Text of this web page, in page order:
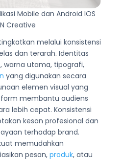
Mobile dan Android IOS
Creative
melalui konsistensi
dan terarah. Identitas
warna utama, tipografi,
yang digunakan secara
elemen visual yang
membantu audiens
lebih cepat. Konsistensi
kesan profesional dan
terhadap brand.
memudahkan
pesan, produk, atau